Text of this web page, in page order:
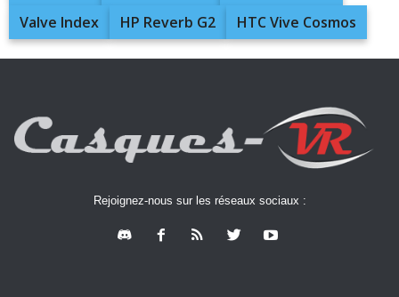
Valve Index
HP Reverb G2 HTC Vive Cosmos
Rejoignez-nous sur les réseaux sociaux :